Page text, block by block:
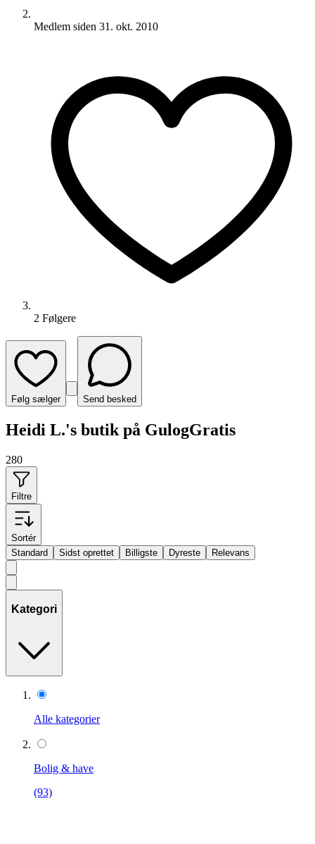
Medlem siden 31. okt. 2010
2 Følgere
Følg sælger Send besked
Heidi L.'s butik på GulogGratis
280
Filtre
Sortér
Standard
Sidst oprettet Billigste Dyreste Relevans
Kategori
Alle kategorier
Bolig & have
(93)